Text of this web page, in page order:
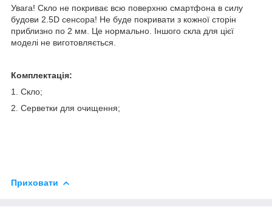
Увага! Скло не покриває всю поверхню смартфона в силу
будови 2.5D сенсора! Не буде покривати з кожної сторін
приблизно по 2 мм. Це нормально. Іншого скла для цієї
моделі не виготовляється.
Комплектація:
1. Скло;
2. Серветки для очищення;
Приховати